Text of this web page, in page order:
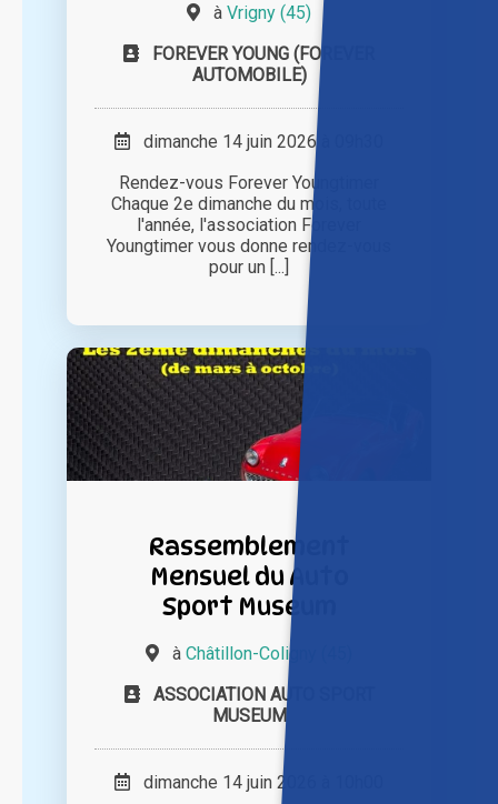
à Vrigny (45)
FOREVER YOUNG (FOREVER
AUTOMOBILE)
dimanche 14 juin 2026 à 09h30
Rendez-vous Forever Youngtimer
Chaque 2e dimanche du mois, toute
l'année, l'association Forever
Youngtimer vous donne rendez-vous
pour un [...]
Rassemblement
Mensuel du Auto
Sport Museum
à Châtillon-Coligny (45)
ASSOCIATION AUTO SPORT
MUSEUM
dimanche 14 juin 2026 à 10h00